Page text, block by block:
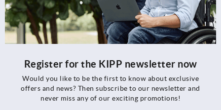
Register for the KIPP newsletter now
Would you like to be the first to know about exclusive
offers and news? Then subscribe to our newsletter and
never miss any of our exciting promotions!